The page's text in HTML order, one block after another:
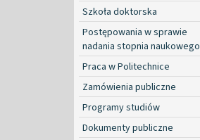
Szkoła doktorska
Postępowania w sprawie
nadania stopnia naukowego
Praca w Politechnice
Zamówienia publiczne
Programy studiów
Dokumenty publiczne